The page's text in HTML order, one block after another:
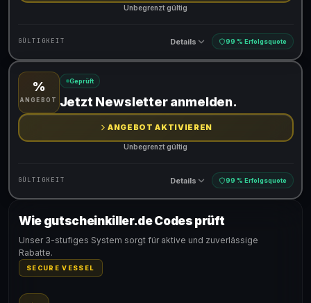
Unbegrenzt gültig
GÜLTIGKEIT Details 99 % Erfolgsquote
Gültig für teilnehmende Produkte
%
ANGEBOT
Geprüft
Jetzt Newsletter anmelden.
ANGEBOT AKTIVIEREN
Unbegrenzt gültig
GÜLTIGKEIT Details 99 % Erfolgsquote
Gültig für teilnehmende Produkte
Wie gutscheinkiller.de Codes prüft
Unser 3-stufiges System sorgt für aktive und zuverlässige
Rabatte.
SECURE VESSEL